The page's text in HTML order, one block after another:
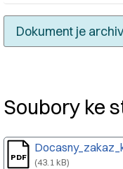
Dokument je
Nadpis
Soubory ke
(43.1 kB)